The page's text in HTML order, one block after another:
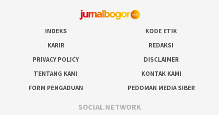
INDEKS
KODE ETIK
KARIR
REDAKSI
PRIVACY POLICY
DISCLAIMER
TENTANG KAMI
KONTAK KAMI
FORM PENGADUAN
PEDOMAN MEDIA SIBER
SOCIAL NETWORK